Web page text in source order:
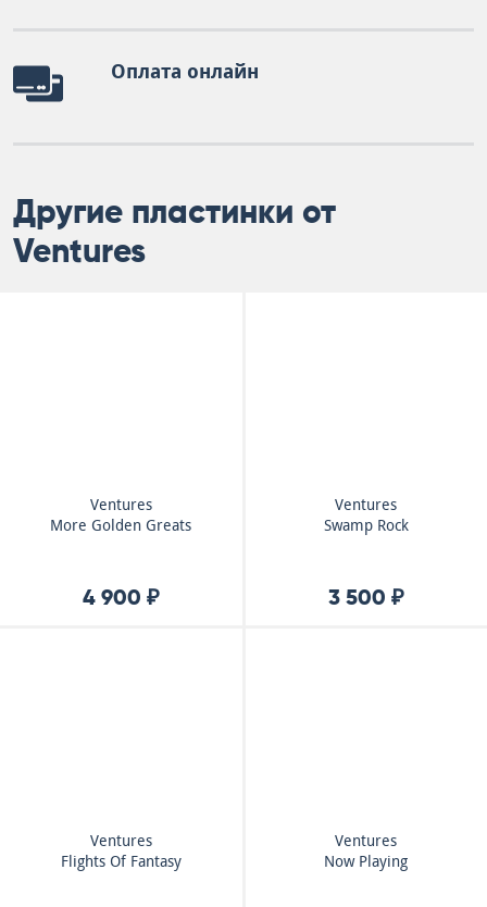
Оплата онлайн
Другие пластинки от
Ventures
Ventures
More Golden Greats
4 900 ₽
Ventures
Swamp Rock
3 500 ₽
Ventures
Flights Of Fantasy
Ventures
Now Playing